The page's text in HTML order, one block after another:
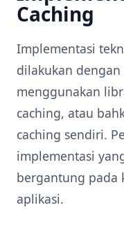
Caching
Implementasi
dilakukan
menggunakan
caching, atau
caching sendiri.
implementasi
bergantung pada
aplikasi.